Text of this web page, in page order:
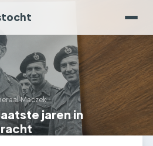
Maczek
jaren in